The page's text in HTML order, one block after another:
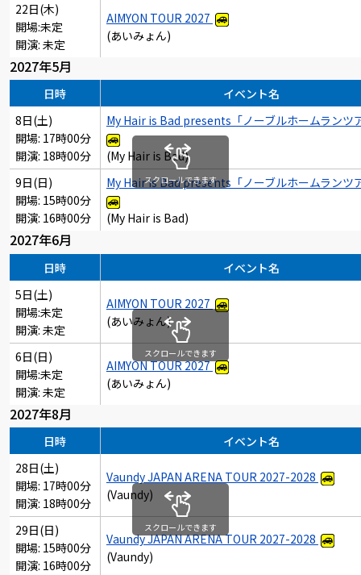
22日(木)
開場:未定
開演: 未定
AIMYON TOUR 2027
(あいみょん)
2027年5月
日時
イベント名
8日(土)
開場: 17時00分
開演: 18時00分
My Hair is Bad presents「ノーブルホームランツ
(My Hair is Bad)
9日(日)
開場: 15時00分
開演: 16時00分
My Hair is Bad presents「ノーブルホームランツ
(My Hair is Bad)
スクロールできます
2027年6月
日時
イベント名
5日(土)
開場:未定
開演: 未定
AIMYON TOUR 2027
(あいみょん)
6日(日)
開場:未定
開演: 未定
AIMYON TOUR 2027
(あいみょん)
スクロールできます
2027年8月
日時
イベント名
28日(土)
開場: 17時00分
開演: 18時00分
Vaundy JAPAN ARENA TOUR 2027-2028
(Vaundy)
29日(日)
開場: 15時00分
開演: 16時00分
Vaundy JAPAN ARENA TOUR 2027-2028
(Vaundy)
スクロールできます